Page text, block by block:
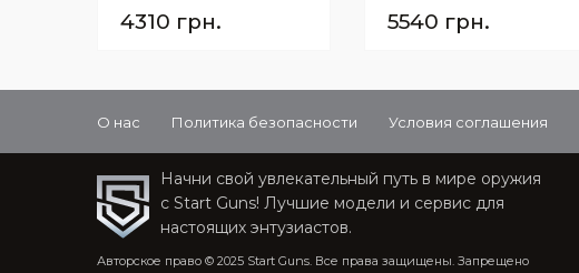
4310 грн. 5540 грн.
О нас Политика безопасности Условия соглашения
Начни свой увлекательный путь в мире оружия
с Start Guns! Лучшие модели и сервис для
настоящих энтузиастов.
Авторское право © 2025 Start Guns. Все права защищены. Запрещено